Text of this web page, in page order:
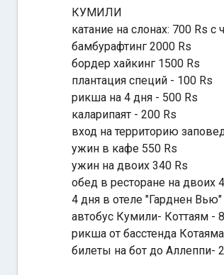
КУМИЛИ
катание на слонах: 700 Rs с
бамбурафтинг 2000 Rs
бордер хайкинг 1500 Rs
плантация специй - 100 Rs
рикша на 4 дня - 500 Rs
каларипаят - 200 Rs
вход на территорию
ужин в кафе 550 Rs
ужин на двоих 340 Rs
обед в ресторане на двоих
4 дня в отеле "Гарднен
автобус Кумили- Коттаям -
рикша от басстенда
билеты на бот до Аллеппи-